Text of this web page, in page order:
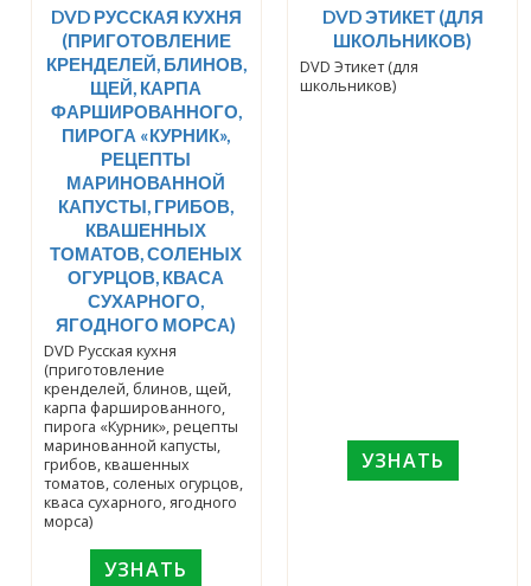
DVD РУССКАЯ КУХНЯ
(ПРИГОТОВЛЕНИЕ
КРЕНДЕЛЕЙ, БЛИНОВ,
ЩЕЙ, КАРПА
ФАРШИРОВАННОГО,
ПИРОГА «КУРНИК»,
РЕЦЕПТЫ
МАРИНОВАННОЙ
КАПУСТЫ, ГРИБОВ,
КВАШЕННЫХ
ТОМАТОВ, СОЛЕНЫХ
ОГУРЦОВ, КВАСА
СУХАРНОГО,
ЯГОДНОГО МОРСА)
DVD Русская кухня
(приготовление
кренделей, блинов, щей,
карпа фаршированного,
пирога «Курник», рецепты
маринованной капусты,
грибов, квашенных
томатов, соленых огурцов,
кваса сухарного, ягодного
морса)
УЗНАТЬ
DVD ЭТИКЕТ (ДЛЯ
ШКОЛЬНИКОВ)
DVD Этикет (для
школьников)
УЗНАТЬ